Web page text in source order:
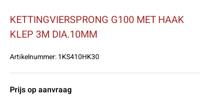
KETTINGVIERSPRONG G100 MET HAAK
KLEP 3M DIA.10MM
Artikelnummer:1KS410HK30
Prijs op aanvraag